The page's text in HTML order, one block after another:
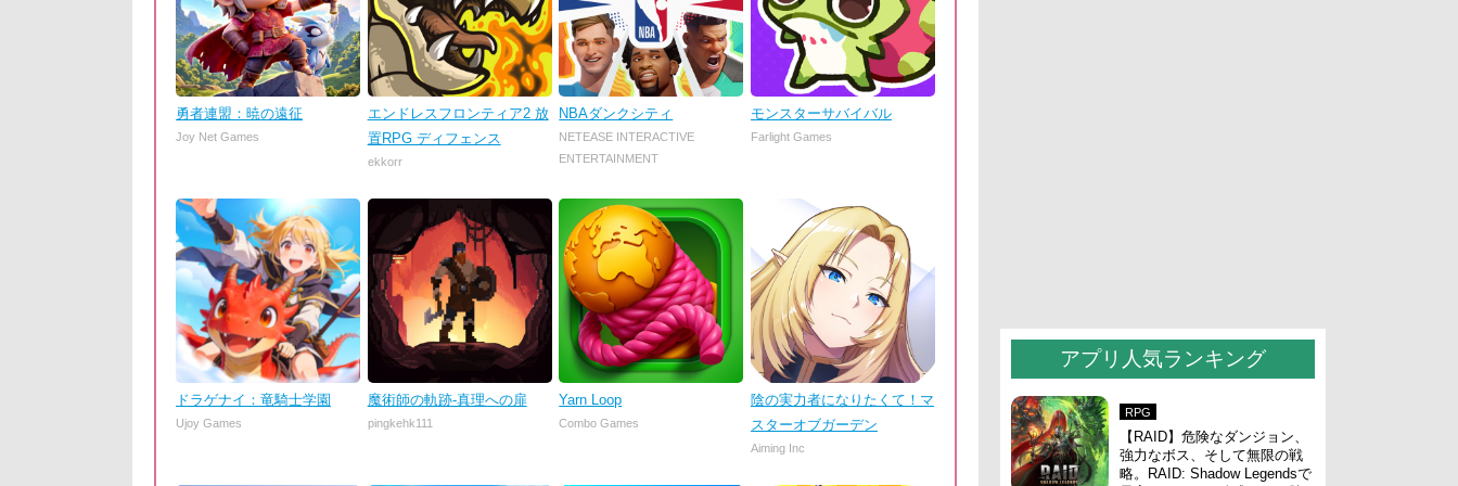
勇者連盟：暁の遠征
Joy Net Games
エンドレスフロンティア2 放
置RPG ディフェンス
ekkorr
NBAダンクシティ
NETEASE INTERACTIVE
ENTERTAINMENT
モンスターサバイバル
Farlight Games
ドラゲナイ：竜騎士学園
Ujoy Games
魔術師の軌跡-真理への扉
pingkehk111
Yarn Loop
Combo Games
陰の実力者になりたくて！マ
スターオブガーデン
Aiming Inc
アプリ人気ランキング
RPG
【RAID】危険なダンジョン、
強力なボス、そして無限の戦
略。RAID: Shadow Legendsで